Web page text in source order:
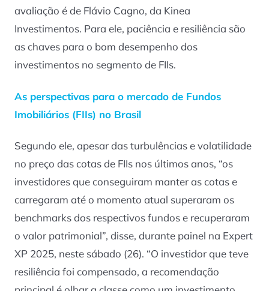
avaliação é de Flávio Cagno, da Kinea
Investimentos. Para ele, paciência e resiliência são
as chaves para o bom desempenho dos
investimentos no segmento de FIIs.
As perspectivas para o mercado de Fundos
Imobiliários (FIIs) no Brasil
Segundo ele, apesar das turbulências e volatilidade
no preço das cotas de FIIs nos últimos anos, “os
investidores que conseguiram manter as cotas e
carregaram até o momento atual superaram os
benchmarks dos respectivos fundos e recuperaram
o valor patrimonial”, disse, durante painel na Expert
XP 2025, neste sábado (26). “O investidor que teve
resiliência foi compensado, a recomendação